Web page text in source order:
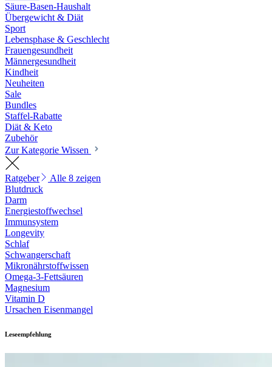
Säure-Basen-Haushalt
Übergewicht & Diät
Sport
Lebensphase & Geschlecht
Frauengesundheit
Männergesundheit
Kindheit
Neuheiten
Sale
Bundles
Staffel-Rabatte
Diät & Keto
Zubehör
Zur Kategorie Wissen
Ratgeber
Alle 8 zeigen
Blutdruck
Darm
Energiestoffwechsel
Immunsystem
Longevity
Schlaf
Schwangerschaft
Mikronährstoffwissen
Omega-3-Fettsäuren
Magnesium
Vitamin D
Ursachen Eisenmangel
Leseempfehlung